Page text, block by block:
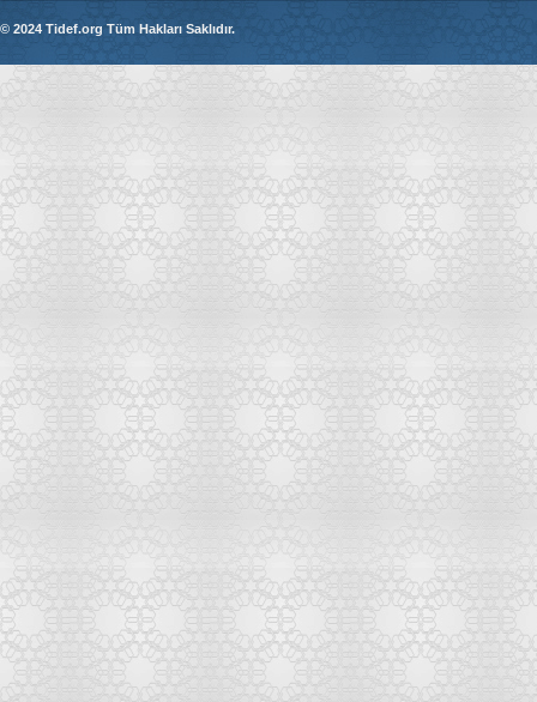
© 2024 Tidef.org Tüm Hakları Saklıdır.